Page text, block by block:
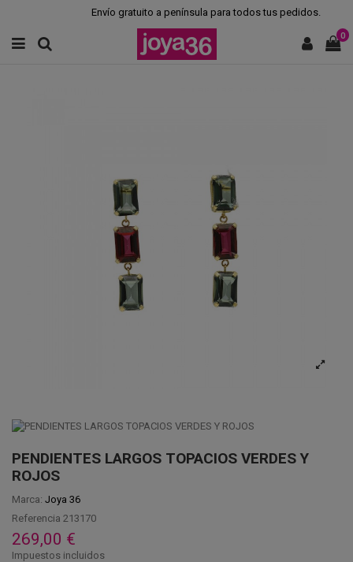
Envío gratuito a península para todos tus pedidos.
0
PENDIENTES LARGOS TOPACIOS VERDES Y
ROJOS
Marca: Joya 36
Referencia 213170
269,00 €
Impuestos incluidos